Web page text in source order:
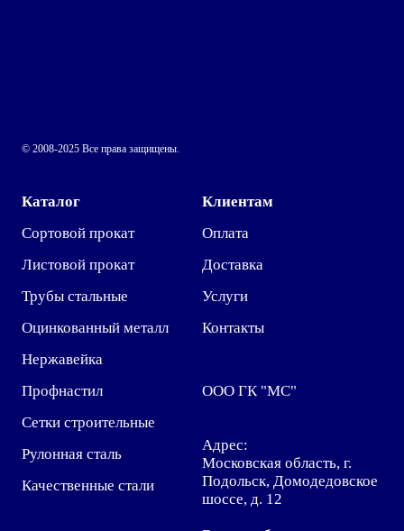
© 2008-2025 Все права защищены.
Каталог
Сортовой прокат
Листовой прокат
Трубы стальные
Оцинкованный металл
Нержавейка
Профнастил
Сетки строительные
Рулонная сталь
Качественные стали
Клиентам
Оплата
Доставка
Услуги
Контакты
ООО ГК "МС"
Адрес:
Московская область, г.
Подольск, Домодедовское
шоссе, д. 12